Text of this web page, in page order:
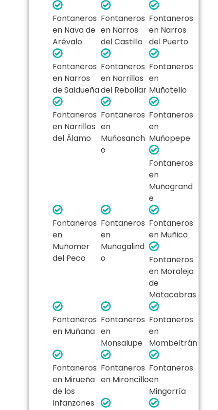
Fontaneros
en Nava de
Arévalo
Fontaneros
en Narros
del Castillo
Fontaneros
en Narros
del Puerto
Fontaneros
en Narros
de Saldueña
Fontaneros
en Narrillos
del Rebollar
Fontaneros
en
Muñotello
Fontaneros
en Narrillos
del Álamo
Fontaneros
en
Muñosanch
o
Fontaneros
en
Muñopepe
Fontaneros
en
Muñogrand
e
Fontaneros
en
Muñomer
del Peco
Fontaneros
en
Muñogalind
o
Fontaneros
en Muñico
Fontaneros
en Moraleja
de
Matacabras
Fontaneros
en Muñana
Fontaneros
en
Monsalupe
Fontaneros
en
Mombeltrán
Fontaneros
en Mirueña
de los
Infanzones
Fontaneros
en Mironcillo
Fontaneros
en
Mingorría